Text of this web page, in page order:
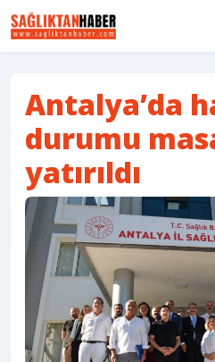
Antalya’da
durumu
yatırıldı